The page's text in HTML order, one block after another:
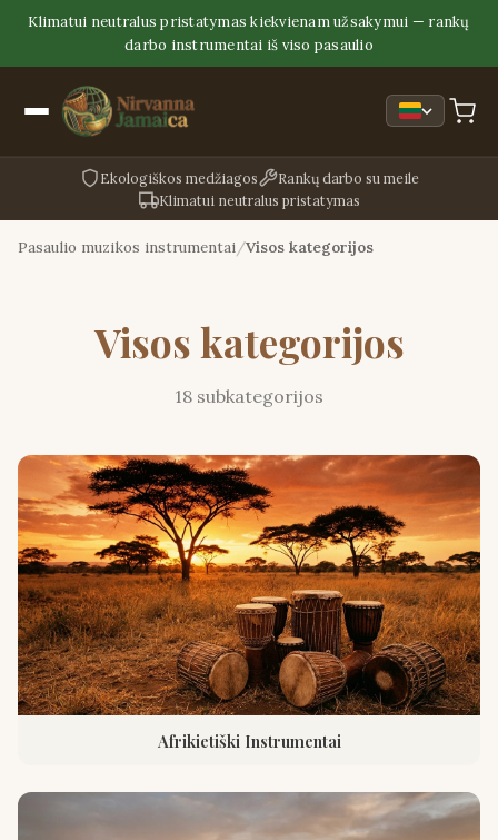
Klimatui neutralus pristatymas kiekvienam užsakymui — rankų
darbo instrumentai iš viso pasaulio
Ekologiškos medžiagos
Rankų darbo su meile
Klimatui neutralus pristatymas
Pasaulio muzikos instrumentai Visos kategorijos
Visos kategorijos
18 subkategorijos
Afrikietiški Instrumentai